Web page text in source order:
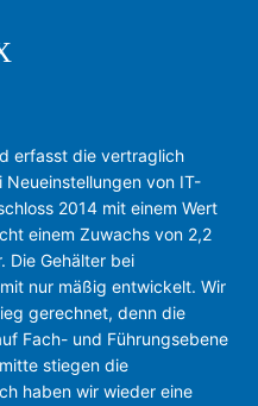
erfasst die vertraglich
von IT-
2014 mit einem Wert
einem Zuwachs von 2,2
Die Gehälter bei
nur mäßig entwickelt. Wir
gerechnet, denn die
Fach- und Führungsebene
stiegen die
haben wir wieder eine